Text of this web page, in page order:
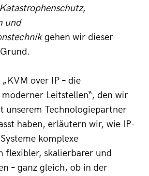
und
gehen wir dieser
over IP – die
Leitstellen“, den wir
unserem Technologiepartner
haben, erläutern wir, wie IP-
komplexe
flexibler, skalierbarer und
– ganz gleich, ob in der